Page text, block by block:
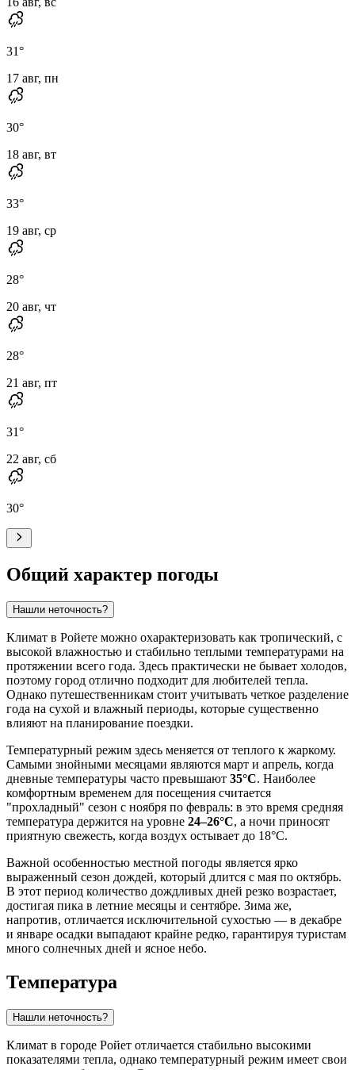
31°
17 авг, пн
30°
18 авг, вт
33°
19 авг, ср
28°
20 авг, чт
28°
21 авг, пт
31°
22 авг, сб
30°
Общий характер погоды
Нашли неточность?
Климат в Ройете можно охарактеризовать как тропический, с
высокой влажностью и стабильно теплыми температурами на
протяжении всего года. Здесь практически не бывает холодов,
поэтому город отлично подходит для любителей тепла.
Однако путешественникам стоит учитывать четкое разделение
года на сухой и влажный периоды, которые существенно
влияют на планирование поездки.
Температурный режим здесь меняется от теплого к жаркому.
Самыми знойными месяцами являются март и апрель, когда
дневные температуры часто превышают 35°C. Наиболее
комфортным временем для посещения считается
"прохладный" сезон с ноября по февраль: в это время средняя
температура держится на уровне 24–26°C, а ночи приносят
приятную свежесть, когда воздух остывает до 18°C.
Важной особенностью местной погоды является ярко
выраженный сезон дождей, который длится с мая по октябрь.
В этот период количество дождливых дней резко возрастает,
достигая пика в летние месяцы и сентябре. Зима же,
напротив, отличается исключительной сухостью — в декабре
и январе осадки выпадают крайне редко, гарантируя туристам
много солнечных дней и ясное небо.
Температура
Нашли неточность?
Климат в городе Ройет отличается стабильно высокими
показателями тепла, однако температурный режим имеет свои